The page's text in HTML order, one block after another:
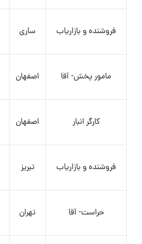
فروشنده و بازاریاب ساری
مامور پخش- آقا اصفهان
کارگر انبار اصفهان
فروشنده و بازاریاب تبریز
حراست- آقا تهران